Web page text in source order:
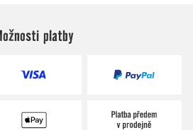
platby